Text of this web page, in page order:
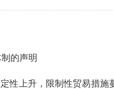
的声明
性上升，限制性贸易措施